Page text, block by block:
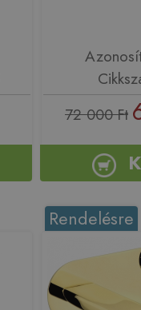
72 000 Ft
Rendelésre